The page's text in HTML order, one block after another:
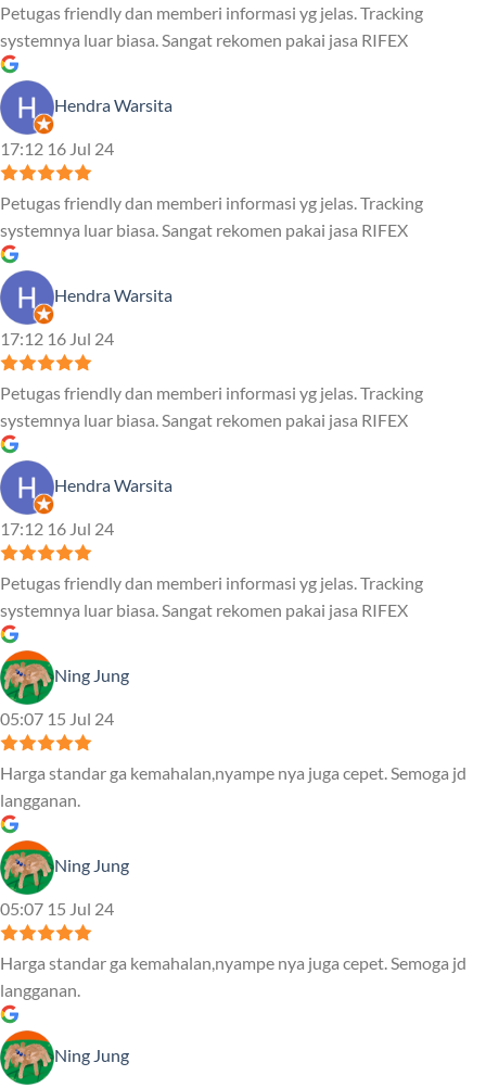
Petugas friendly dan memberi informasi yg jelas. Tracking
systemnya luar biasa. Sangat rekomen pakai jasa RIFEX
Hendra Warsita
17:12 16 Jul 24
Petugas friendly dan memberi informasi yg jelas. Tracking
systemnya luar biasa. Sangat rekomen pakai jasa RIFEX
Hendra Warsita
17:12 16 Jul 24
Petugas friendly dan memberi informasi yg jelas. Tracking
systemnya luar biasa. Sangat rekomen pakai jasa RIFEX
Hendra Warsita
17:12 16 Jul 24
Petugas friendly dan memberi informasi yg jelas. Tracking
systemnya luar biasa. Sangat rekomen pakai jasa RIFEX
Ning Jung
05:07 15 Jul 24
Harga standar ga kemahalan,nyampe nya juga cepet. Semoga jd
langganan.
Ning Jung
05:07 15 Jul 24
Harga standar ga kemahalan,nyampe nya juga cepet. Semoga jd
langganan.
Ning Jung